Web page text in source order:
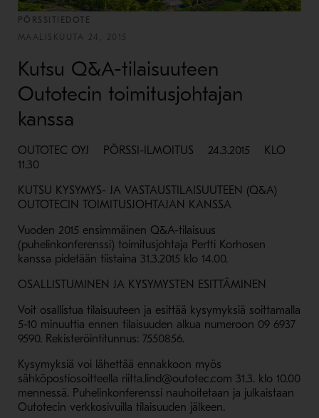
PÖRSSITIEDOTE
MAALISKUUTA 24, 2015
Kutsu Q&A-tilaisuuteen
Outotecin toimitusjohtajan
kanssa
OUTOTEC OYJ PÖRSSI-ILMOITUS 24.3.2015 KLO
11.30
KUTSU KYSYMYS- JA VASTAUSTILAISUUTEEN (Q&A)
OUTOTECIN TOIMITUSJOHTAJAN KANSSA
Vuoden 2015 ensimmäinen Q&A-tilaisuus
(puhelinkonferenssi) toimitusjohtaja Pertti Korhosen
kanssa pidetään tiistaina 31.3.2015 klo 14.00.
OSALLISTUMINEN JA KYSYMYSTEN ESITTÄMINEN
Voit osallistua tilaisuuteen ja esittää kysymyksiä soittamalla
5-10 minuuttia ennen tilaisuuden alkua numeroon 09 6937
9590. Rekisteröintitunnus: 7550856.
Kysymyksiä voi lähettää ennakkoon myös
sähköpostiosoitteella riitta.lind@outotec.com 31.3. klo 10.00
mennessä. Puhelinkonferenssi nauhoitetaan ja julkaistaan
Outotecin verkkosivuilla tilaisuuden jälkeen.